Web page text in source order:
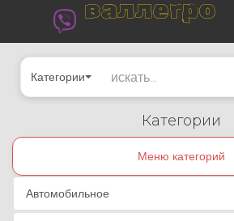
валлегро
Категории
Категории
Меню категорий
Автомобильное